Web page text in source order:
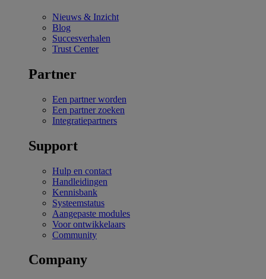
Nieuws & Inzicht
Blog
Succesverhalen
Trust Center
Partner
Een partner worden
Een partner zoeken
Integratiepartners
Support
Hulp en contact
Handleidingen
Kennisbank
Systeemstatus
Aangepaste modules
Voor ontwikkelaars
Community
Company